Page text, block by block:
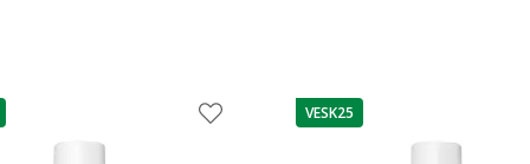
patarimas
VESK25